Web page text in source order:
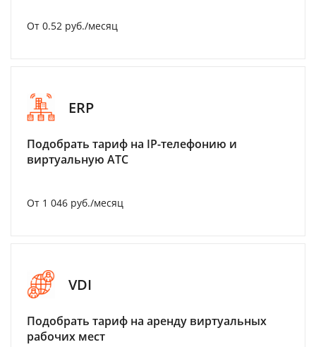
От 0.52 руб./месяц
ERP
Подобрать тариф на IP-телефонию и
виртуальную АТС
От 1 046 руб./месяц
VDI
Подобрать тариф на аренду виртуальных
рабочих мест